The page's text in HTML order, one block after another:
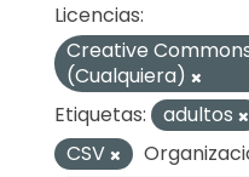
Licencias:
Creative
(Cualquiera)
Etiquetas:
adultos
CSV